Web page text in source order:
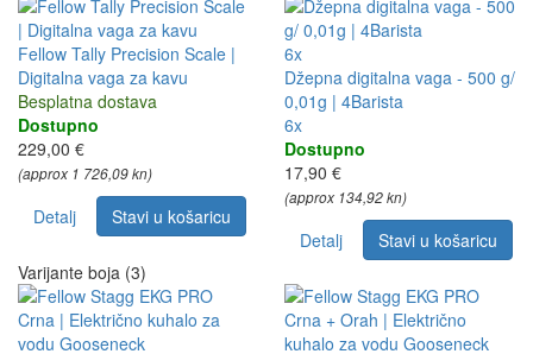
Fellow Tally Precision Scale |
Digitalna vaga za kavu
Besplatna dostava
Dostupno
229,00 €
(approx 1 726,09 kn)
Detalj Stavi u košaricu
6x
Džepna digitalna vaga - 500 g/
0,01g | 4Barista
6x
Dostupno
17,90 €
(approx 134,92 kn)
Detalj
Stavi u košaricu
Varijante boja (3)